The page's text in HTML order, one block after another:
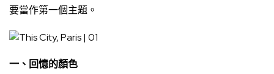
要當作第一個主題。
一、回憶的顏色